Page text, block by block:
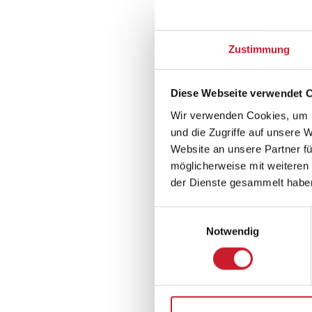
Zustimmung
Diese Webseite verwendet
Wir verwenden Cookies,
und die Zugriffe auf unsere
Website an unsere Partner
möglicherweise mit
der Dienste gesammelt
Notwendig
So verhalte
Mensch und darüber
Menschen gegenüber
die Wölfe wurden also
und Habituierung eine
der den Hund als
kommt es vor, dass
attackieren.
Bewahren Sie
Weicht der Wolf
Weicht der Wolf